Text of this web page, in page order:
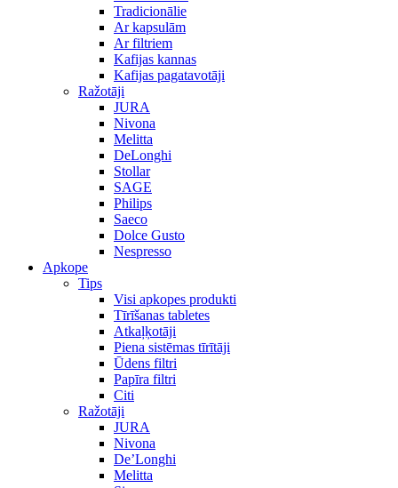
Tradicionālie
Ar kapsulām
Ar filtriem
Kafijas kannas
Kafijas pagatavotāji
Ražotāji
JURA
Nivona
Melitta
DeLonghi
Stollar
SAGE
Philips
Saeco
Dolce Gusto
Nespresso
Apkope
Tips
Visi apkopes produkti
Tīrīšanas tabletes
Atkaļķotāji
Piena sistēmas tīrītāji
Ūdens filtri
Papīra filtri
Citi
Ražotāji
JURA
Nivona
De’Longhi
Melitta